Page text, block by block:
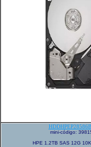
mini-código:
HPE 1.2TB SAS 12G